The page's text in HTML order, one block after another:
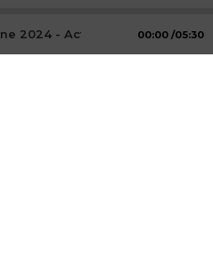
2024 - Acte 2 - Nadim TAKCHI,
00:00 05:30